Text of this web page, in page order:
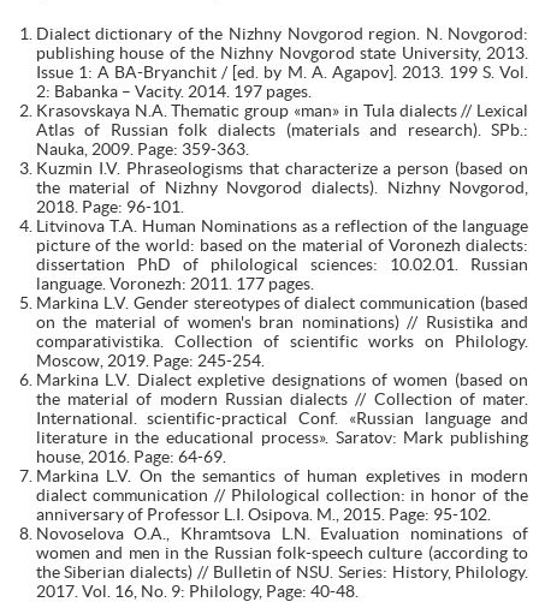
Dialect dictionary of the Nizhny Novgorod region. N. Novgorod:
publishing house of the Nizhny Novgorod state University, 2013.
Issue 1: A BA-Bryanchit / [ed. by M. A. Agapov]. 2013. 199 S. Vol.
2: Babanka – Vacity. 2014. 197 pages.
Krasovskaya N.A. Thematic group «man» in Tula dialects // Lexical
Atlas of Russian folk dialects (materials and research). SPb.:
Nauka, 2009. Page: 359-363.
Kuzmin I.V. Phraseologisms that characterize a person (based on
the material of Nizhny Novgorod dialects). Nizhny Novgorod,
2018. Page: 96-101.
Litvinova T.A. Human Nominations as a reflection of the language
picture of the world: based on the material of Voronezh dialects:
dissertation PhD of philological sciences: 10.02.01. Russian
language. Voronezh: 2011. 177 pages.
Markina L.V. Gender stereotypes of dialect communication (based
on the material of women's bran nominations) // Rusistika and
comparativistika. Collection of scientific works on Philology.
Moscow, 2019. Page: 245-254.
Markina L.V. Dialect expletive designations of women (based on
the material of modern Russian dialects // Collection of mater.
International. scientific-practical Conf. «Russian language and
literature in the educational process». Saratov: Mark publishing
house, 2016. Page: 64-69.
Markina L.V. On the semantics of human expletives in modern
dialect communication // Philological collection: in honor of the
anniversary of Professor L.I. Osipova. M., 2015. Page: 95-102.
Novoselova O.A., Khramtsova L.N. Evaluation nominations of
women and men in the Russian folk-speech culture (according to
the Siberian dialects) // Bulletin of NSU. Series: History, Philology.
2017. Vol. 16, No. 9: Philology, Page: 40-48.